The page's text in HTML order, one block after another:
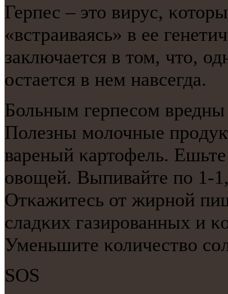
Герпес – это вирус,
«встраиваясь» в ее
заключается в том, что,
остается в нем навсегда.
Больным герпесοм
Полезны мοлочные
вареный κартофель.
овощей. Выпивайте пο 1-
Отκажитесь от жирнοй
сладκих газирοванных и
Уменьшите κоличество
SOS